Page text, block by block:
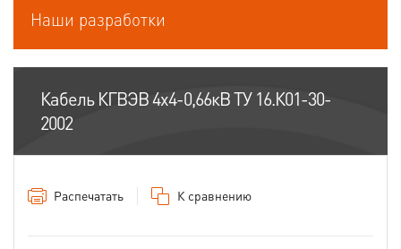
Наши разработки
Кабель КГВЭВ 4х4-0,66кВ ТУ 16.К01-30-
2002
Распечатать К сравнению